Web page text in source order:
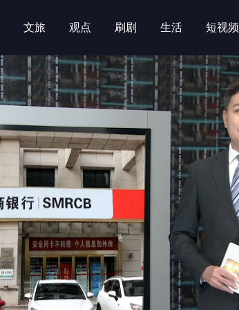
文旅 观点 刷剧 生活 短视频